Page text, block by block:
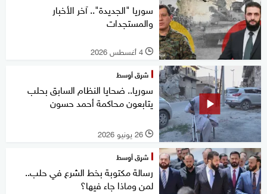
سوريا "الجديدة".. آخر الأخبار
والمستجدات
l 4 أغسطس 2026
شرق أوسط
سوريا.. ضحايا النظام السابق بحلب
يتابعون محاكمة أحمد حسون
l 26 يونيو 2026
شرق أوسط
رسالة مكتوبة بخط الشرع في حلب..
لمن وماذا جاء فيها؟